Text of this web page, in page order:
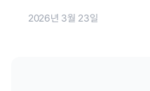
2026년 3월 23일